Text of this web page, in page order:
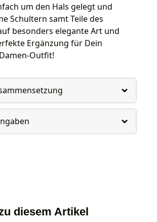
um den Hals gelegt und
Schultern samt Teile des
besonders elegante Art und
Ergänzung für Dein
Outfit!
diesem Artikel